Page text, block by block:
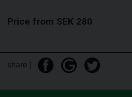
Price from SEK 280
share |